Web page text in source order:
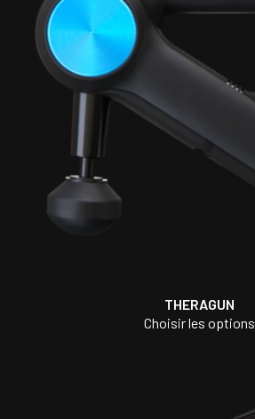
THERAGUN
Choisir les options